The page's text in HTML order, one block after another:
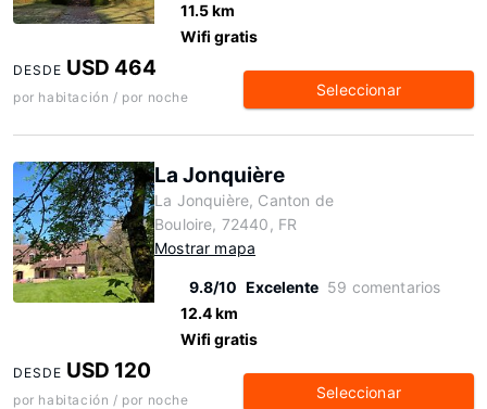
11.5 km
Wifi gratis
DESDE USD 464
por habitación / por noche Seleccionar
La Jonquière
La Jonquière, Canton de
Bouloire, 72440, FR
Mostrar mapa
9.8/10 Excelente 59 comentarios
12.4 km
Wifi gratis
DESDE USD 120
por habitación / por noche Seleccionar